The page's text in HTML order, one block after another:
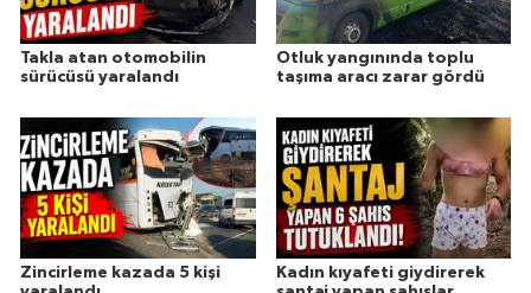
Takla atan otomobilin
sürücüsü yaralandı
Otluk yangınında toplu
taşıma aracı zarar gördü
Zincirleme kazada 5 kişi
Kadın kıyafeti giydirerek